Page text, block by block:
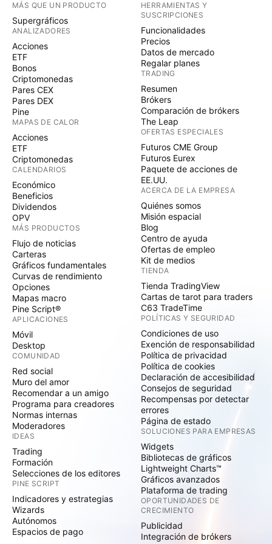
MÁS QUE UN PRODUCTO
Supergráficos
ANALIZADORES
Acciones
ETF
Bonos
Criptomonedas
Pares CEX
Pares DEX
Pine
MAPAS DE CALOR
Acciones
ETF
Criptomonedas
CALENDARIOS
Económico
Beneficios
Dividendos
OPV
MÁS PRODUCTOS
Flujo de noticias
Carteras
Gráficos fundamentales
Curvas de rendimiento
Opciones
Mapas macro
Pine Script®
APLICACIONES
Móvil
Desktop
COMUNIDAD
Red social
Muro del amor
Recomendar a un amigo
Programa para creadores
Normas internas
Moderadores
IDEAS
Trading
Formación
Selecciones de los editores
PINE SCRIPT
Indicadores y estrategias
Wizards
Autónomos
Espacios de pago
HERRAMIENTAS Y
SUSCRIPCIONES
Funcionalidades
Precios
Datos de mercado
Regalar planes
TRADING
Resumen
Brókers
Comparación de brókers
The Leap
OFERTAS ESPECIALES
Futuros CME Group
Futuros Eurex
Paquete de acciones de
EE.UU.
ACERCA DE LA EMPRESA
Quiénes somos
Misión espacial
Blog
Centro de ayuda
Ofertas de empleo
Kit de medios
TIENDA
Tienda TradingView
Cartas de tarot para traders
C63 TradeTime
POLÍTICAS Y SEGURIDAD
Condiciones de uso
Exención de responsabilidad
Política de privacidad
Política de cookies
Declaración de accesibilidad
Consejos de seguridad
Recompensas por detectar
errores
Página de estado
SOLUCIONES PARA EMPRESAS
Widgets
Bibliotecas de gráficos
Lightweight Charts™
Gráficos avanzados
Plataforma de trading
OPORTUNIDADES DE
CRECIMIENTO
Publicidad
Integración de brókers